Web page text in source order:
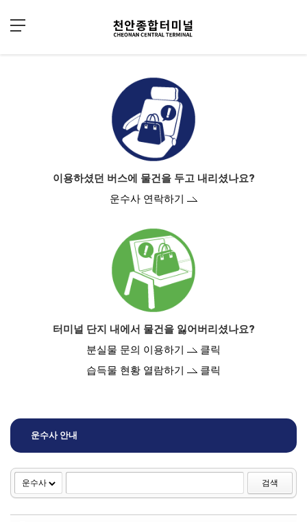
이용하셨던 버스에 물건을 두고 내리셨나요?
운수사 연락하기
터미널 단지 내에서 물건을 잃어버리셨나요?
분실물 문의 이용하기
클릭
습득물 현황 열람하기
클릭
운수사 안내
검색